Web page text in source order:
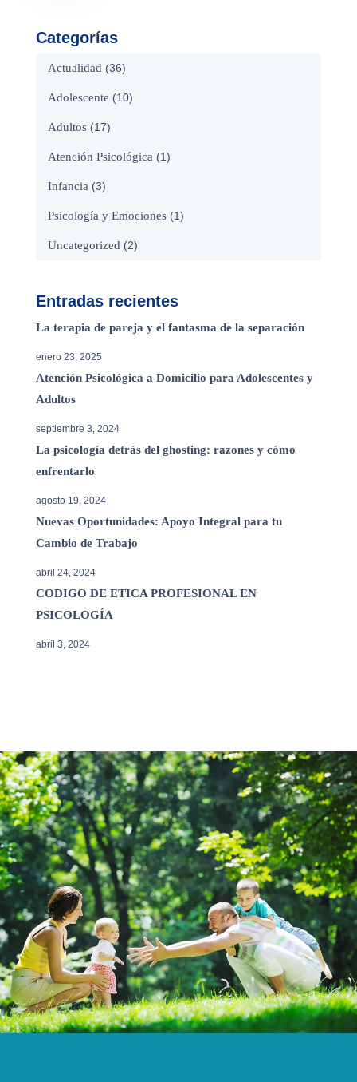
Categorías
Actualidad (36)
Adolescente (10)
Adultos(17)
Atención Psicológica (1)
Infancia (3)
Psicología y Emociones(1)
Uncategorized (2)
Entradas recientes
La terapia de pareja y el fantasma de la separación
enero 23, 2025
Atención Psicológica a Domicilio para Adolescentes y
Adultos
septiembre 3, 2024
La psicología detrás del ghosting: razones y cómo
enfrentarlo
agosto 19, 2024
Nuevas Oportunidades: Apoyo Integral para tu
Cambio de Trabajo
abril 24, 2024
CODIGO DE ETICA PROFESIONAL EN
PSICOLOGÍA
abril 3, 2024